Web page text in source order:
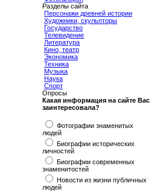
Разделы сайта
Персонажи древней истории
Художники, скульпторы
Государство
Телевидение
Литература
Кино, театр
Экономика
Техника
Музыка
Наука
Спорт
Опросы
Какая информация на сайте Вас
заинтересовала?
Фотографии знаменитых
людей
Биографии исторических
личностей
Биографии современных
знаменитостей
Новости из жизни публичных
людей